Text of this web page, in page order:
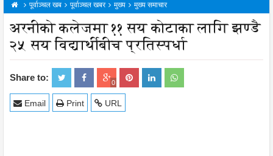
पूर्वाञ्चल खब पूर्वाञ्चल खबर मुख्य मुख्य समाचार
अरनीको कलेजमा ११ सय कोटाका लागि झण्डै
२५ सय विद्यार्थीबीच प्रतिस्पर्धा
Share to: 0
URL
Print
Email